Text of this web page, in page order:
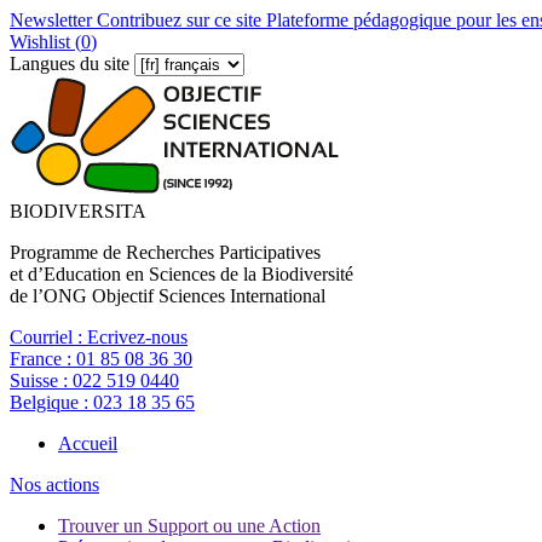
NewsletterContribuez sur ce site Plateforme pédagogique pour les
Wishlist (0)
Langues du site
BIODIVERSITA
Programme de Recherches Participatives
et d’Education en Sciences de la Biodiversité
de l’ONG Objectif Sciences International
Courriel : Ecrivez-nous
France : 01 85 08 36 30
Suisse : 022 519 0440
Belgique : 023 18 35 65
Accueil
Nos actions
Trouver un Support ou une Action